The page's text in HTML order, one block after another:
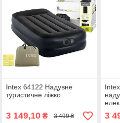
Intex 64122 Надувне
туристичне ліжко
3 149,10₴ 3 499 ₴ 3